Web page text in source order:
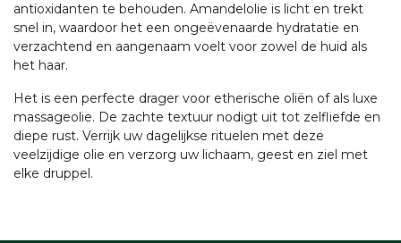
antioxidanten te behouden. Amandelolie is licht en trekt
snel in, waardoor het een ongeëvenaarde hydratatie en
verzachtend en aangenaam voelt voor zowel de huid als
het haar.
Het is een perfecte drager voor etherische oliën of als luxe
massageolie. De zachte textuur nodigt uit tot zelfliefde en
diepe rust. Verrijk uw dagelijkse rituelen met deze
veelzijdige olie en verzorg uw lichaam, geest en ziel met
elke druppel.